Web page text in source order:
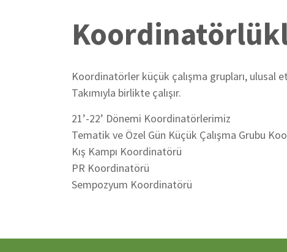
Koordinatörler küçük çalışma grupları, ulusal
Takımıyla birlikte çalışır.
21’-22’ Dönemi Koordinatörlerimiz
Tematik ve Özel Gün Küçük Çalışma Grubu
Kış Kampı Koordinatörü
PR Koordinatörü
Sempozyum Koordinatörü